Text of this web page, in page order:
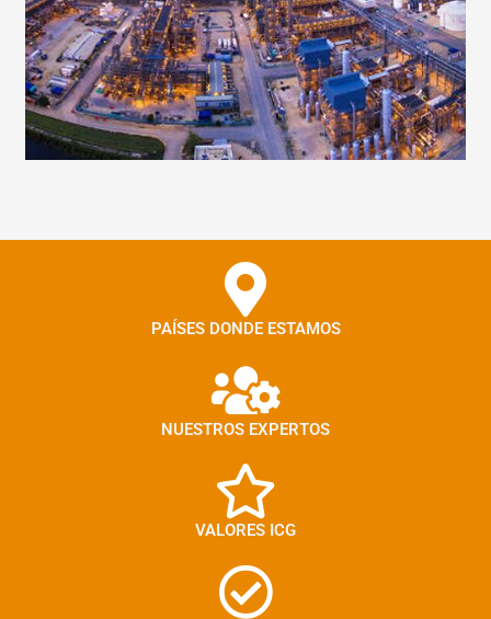
PAÍSES DONDE ESTAMOS
NUESTROS EXPERTOS
VALORES ICG